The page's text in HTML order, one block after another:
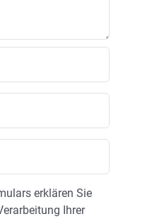
erklären Sie
Ihrer